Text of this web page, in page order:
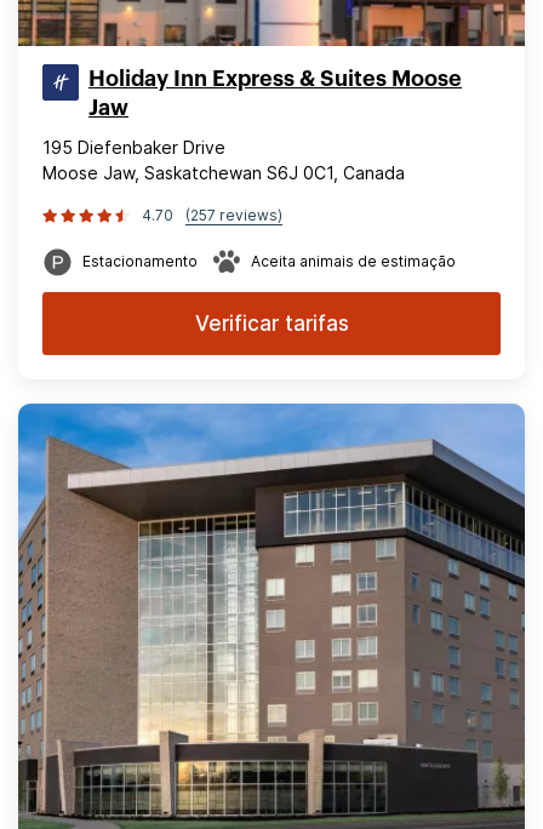
Holiday Inn Express & Suites Moose
Jaw
195 Diefenbaker Drive
Moose Jaw, Saskatchewan S6J 0C1, Canada
4.70 (257 reviews)
Estacionamento Aceita animais de estimação
Verificar tarifas